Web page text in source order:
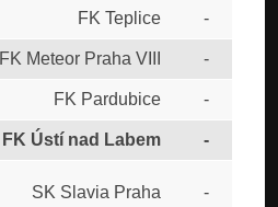
FK Teplice -
FK Meteor Praha VIII -
FK Pardubice -
FK Ústí nad Labem -
SK Slavia Praha -